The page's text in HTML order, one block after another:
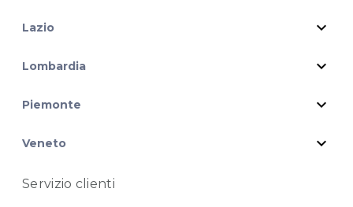
Lazio expand_more
Lombardia expand_more
Piemonte expand_more
Veneto expand_more
Servizio clienti